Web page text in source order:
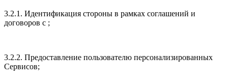
3.2.1. Идентификация стороны в рамках соглашений и
договоров с ;
3.2.2. Предоставление пользователю персонализированных
Сервисов;